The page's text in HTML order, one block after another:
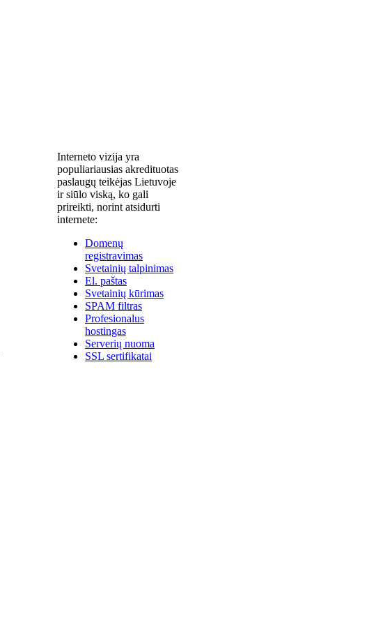
Interneto vizija yra
populiariausias akredituotas
paslaugų teikėjas Lietuvoje
ir siūlo viską, ko gali
prireikti, norint atsidurti
internete:
Domenų
registravimas
Svetainių talpinimas
El. paštas
Svetainių kūrimas
SPAM filtras
Profesionalus
hostingas
Serverių nuoma
SSL sertifikatai